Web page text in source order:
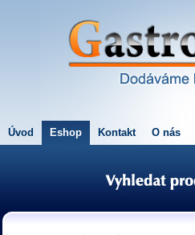
Úvod Eshop Kontakt O nás